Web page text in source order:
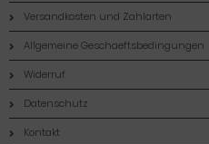
Versandkosten und Zahlarten
Allgemeine Geschaeftsbedingungen
Widerruf
Datenschutz
Kontakt